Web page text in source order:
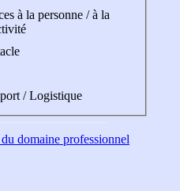
à la personne / à la
/ Logistique
domaine professionnel